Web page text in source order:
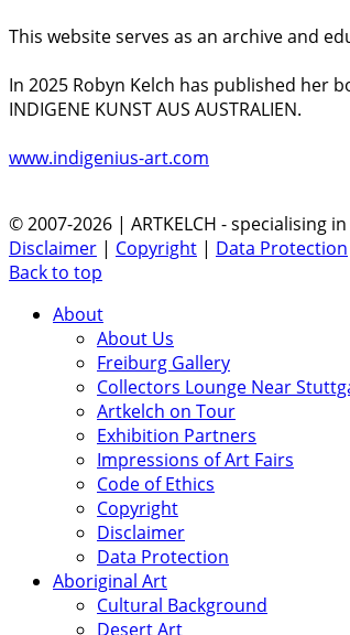
This website serves as an archive and
In 2025 Robyn Kelch has published her
INDIGENE KUNST AUS AUSTRALIEN.
www.indigenius-art.com
© 2007-2026 | ARTKELCH - specialising
Disclaimer | Copyright | Data Protection
Back to top
About
About Us
Freiburg Gallery
Collectors Lounge Near
Artkelch on Tour
Exhibition Partners
Impressions of Art Fairs
Code of Ethics
Copyright
Disclaimer
Data Protection
Aboriginal Art
Cultural Background
Desert Art